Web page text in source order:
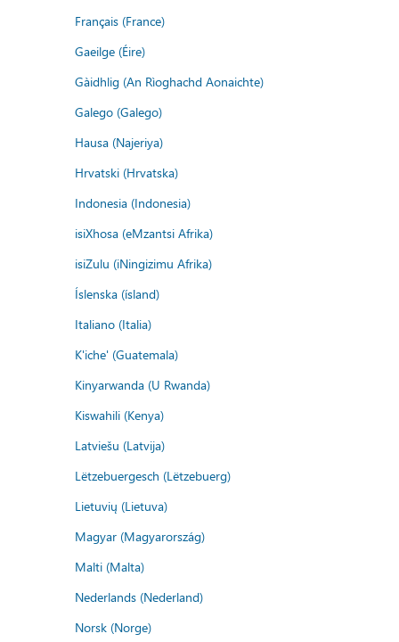
Français (France)
Gaeilge (Éire)
Gàidhlig (An Rìoghachd Aonaichte)
Galego (Galego)
Hausa (Najeriya)
Hrvatski (Hrvatska)
Indonesia (Indonesia)
isiXhosa (eMzantsi Afrika)
isiZulu (iNingizimu Afrika)
Íslenska (ísland)
Italiano (Italia)
K'iche' (Guatemala)
Kinyarwanda (U Rwanda)
Kiswahili (Kenya)
Latviešu (Latvija)
Lëtzebuergesch (Lëtzebuerg)
Lietuvių (Lietuva)
Magyar (Magyarország)
Malti (Malta)
Nederlands (Nederland)
Norsk (Norge)